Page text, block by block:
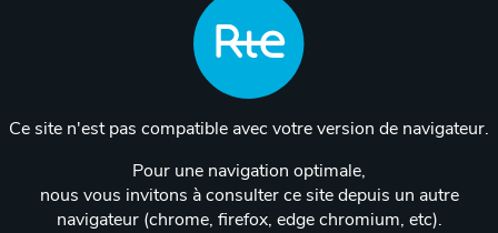
Ce site n'est pas compatible avec votre version de navigateur.
Pour une navigation optimale,
nous vous invitons à consulter ce site depuis un autre
navigateur (chrome, firefox, edge chromium, etc).